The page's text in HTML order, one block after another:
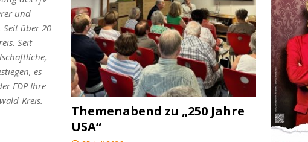
und
Seit über 20
Seit
es
FDP Ihre
Kreis.
Themenabend zu „250 Jahre
USA“